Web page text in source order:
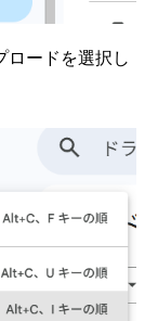
ロードを選択し